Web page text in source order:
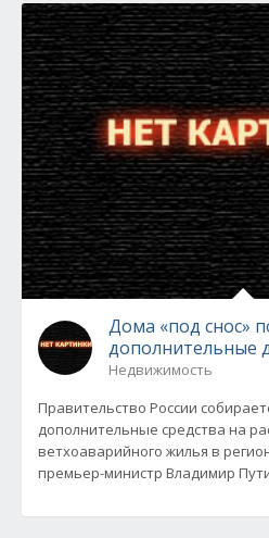
Дома «под снос»
дополнительные
Недвижимость
Правительство России
дополнительные средства на
ветхоаварийного жилья в
премьер-министр Владимир